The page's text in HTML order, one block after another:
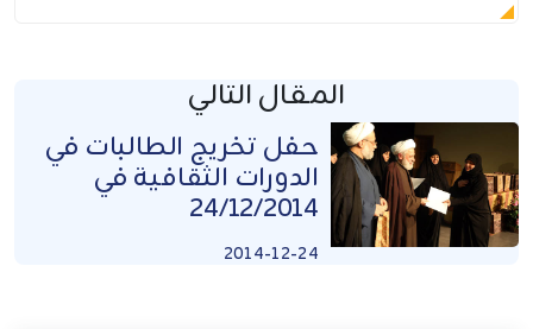
المقال التالي
حفل تخريج الطالبات في
الدورات الثقافية في
24/12/2014
2014-12-24